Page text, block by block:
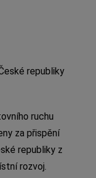
ruchu
za přispění
republiky z
rozvoj.